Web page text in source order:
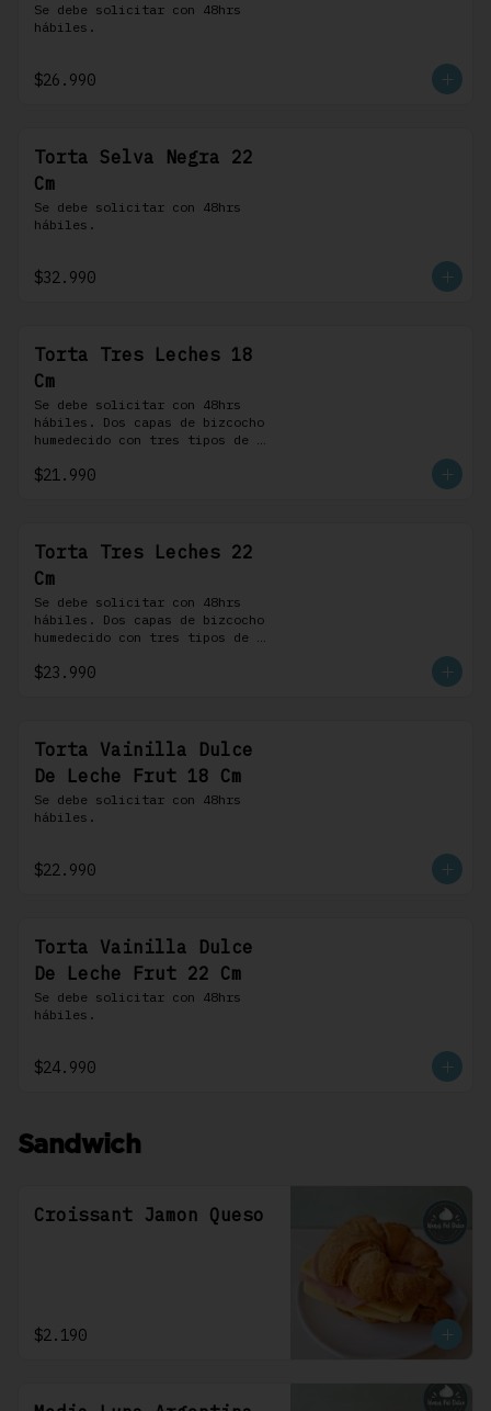
Se debe solicitar con 48hrs
hábiles.
$26.990
Torta Selva Negra 22
Cm
Se debe solicitar con 48hrs
hábiles.
$32.990
Torta Tres Leches 18
Cm
Se debe solicitar con 48hrs
hábiles. Dos capas de bizcocho
humedecido con tres tipos de
pastelera, cubierta con
$21.990
Torta Tres Leches 22
Cm
Se debe solicitar con 48hrs
hábiles. Dos capas de bizcocho
humedecido con tres tipos de
pastelera, cubierta con
$23.990
Torta Vainilla Dulce
De Leche Frut 18 Cm
Se debe solicitar con 48hrs
hábiles.
$22.990
Torta Vainilla Dulce
De Leche Frut 22 Cm
Se debe solicitar con 48hrs
hábiles.
$24.990
Sandwich
Croissant Jamon Queso
$2.190